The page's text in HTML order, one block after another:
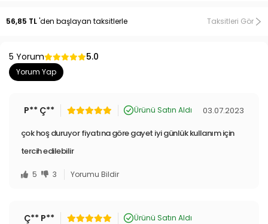
olacak yanınızda hiç ayırmak istemeyeceksiniz
Alışveriş tutkunu kadınların eşyalarını rahatlıkla ve yorulmadan
GÖNDERİLİR
Yenimiyeni.com, geniş ürün gamıyla ev yaşamınızı kolaylaştıran
aparatlarından pratik mutfak gereçlerine, oto aksesuarlarından yapı
market ürünlerine, evcil hayvan oyuncaklarından tasma ve tüy
bir yelpazede ürünler sunmaktayız. Yenimiyeni.com'da TV’de
Ürünler veDeğişik Aksesuarlar , aradığınız fiyatlarla aynı çatı altında
56,85 TL'den başlayan taksitlerle Taksitleri Gör
5 Yorum 5.0
Yorum Yap
P** Ç** Ürünü Satın Aldı 03.07.2023
çok hoş duruyor fiyatına göre gayet iyi günlük kullanım için
tercih edilebilir
5 3 Yorumu Bildir
Ç** P** Ürünü Satın Aldı